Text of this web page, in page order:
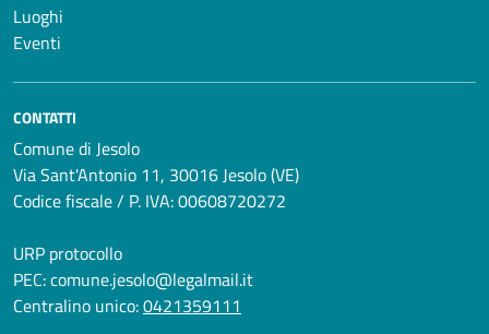
Luoghi
Eventi
CONTATTI
Comune di Jesolo
Via Sant'Antonio 11, 30016 Jesolo (VE)
Codice fiscale / P. IVA: 00608720272
URP protocollo
PEC:comune.jesolo@legalmail.it
Centralino unico:0421359111